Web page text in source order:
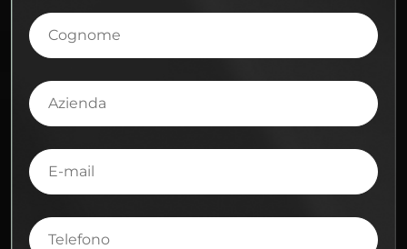
Cognome
Azienda
E-
mail
Telefono